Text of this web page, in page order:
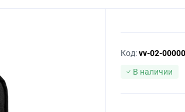
Код:vv-02-
В наличии